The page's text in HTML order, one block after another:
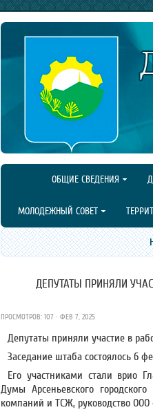
ОБЩИЕ СВЕДЕНИЯ
МОЛОДЕЖНЫЙ СОВЕТ
ДЕПУТАТЫ ПРИНЯЛИ
ПРОСМОТРОВ: 107 · ФЕВ 7, 2025
Депутаты приняли участие в
Заседание штаба состоялось 6
Его участниками стали врио
Думы Арсеньевского
компаний и ТСЖ, руководство ООО